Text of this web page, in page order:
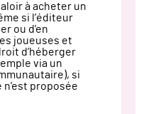
à acheter un
si l’éditeur
ou d’en
joueuses et
d’héberger
via un
si
proposée